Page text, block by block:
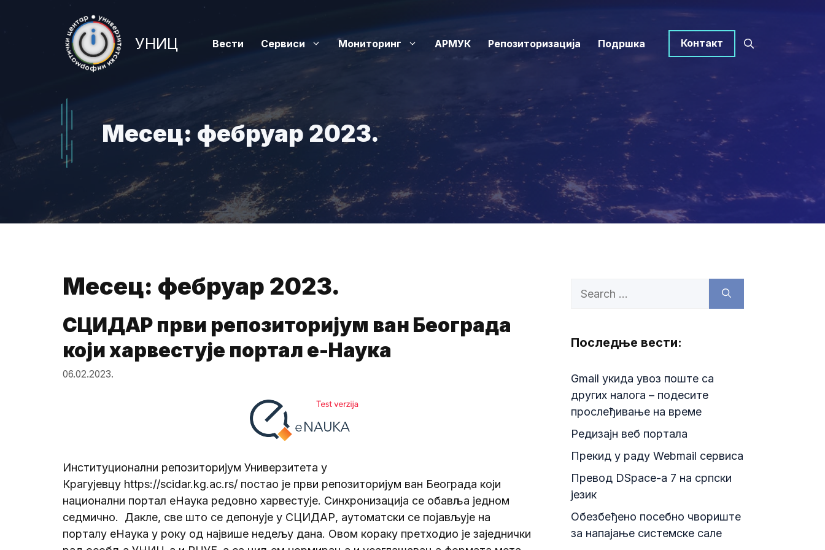
УНИЦ Вести Сервиси Мониторинг АРМУК Репозиторизација Подршка Контакт
Месец: фебруар 2023.
Месец: фебруар 2023.
СЦИДАР први репозиторијум ван Београда
који харвестује портал е-Наука
06.02.2023.
Институционални репозиторијум Универзитета у
Крагујевцу https://scidar.kg.ac.rs/ постао је први репозиторијум ван Београда који
национални портал еНаука редовно харвестује. Синхронизација се обавља једном
седмично. Дакле, све што се депонује у СЦИДАР, аутоматски се појављује на
порталу еНаука у року од највише недељу дана. Овом кораку претходио је заједнички
Последње вести:
Gmail укида увоз поште са
других налога – подесите
прослеђивање на време
Редизајн веб портала
Прекид у раду Webmail сервиса
Превод DSpace-a 7 на српски
језик
Обезбеђено посебно чвориште
за напајање системске сале